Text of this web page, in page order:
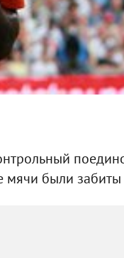
мячи были